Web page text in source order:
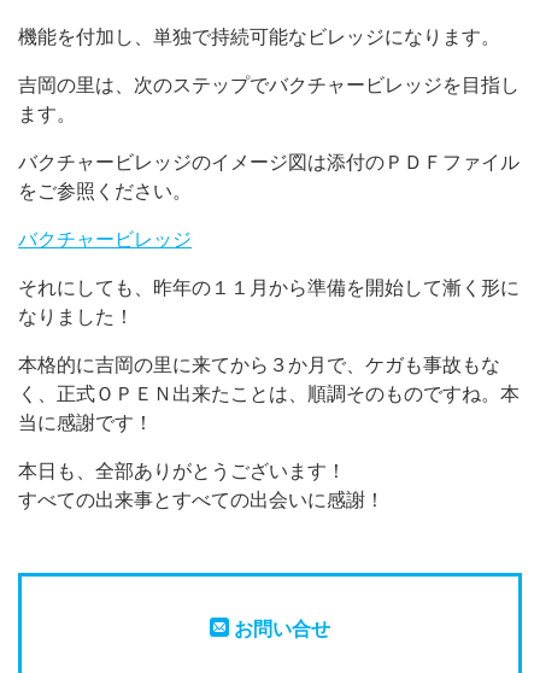
機能を付加し、単独で持続可能なビレッジになります。
吉岡の里は、次のステップでバクチャービレッジを目指し
ます。
バクチャービレッジのイメージ図は添付のＰＤＦファイル
をご参照ください。
バクチャービレッジ
それにしても、昨年の１１月から準備を開始して漸く形に
なりました！
本格的に吉岡の里に来てから３か月で、ケガも事故もな
く、正式ＯＰＥＮ出来たことは、順調そのものですね。本
当に感謝です！
本日も、全部ありがとうございます！
すべての出来事とすべての出会いに感謝！
お問い合せ